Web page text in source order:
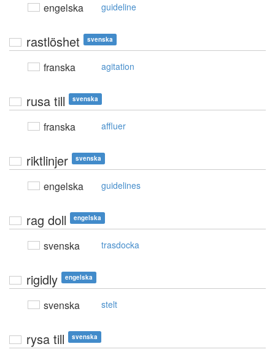
engelska guideline
rastlöshet svenska
franska agitation
rusa till svenska
franska affluer
riktlinjer svenska
engelska guidelines
rag doll engelska
svenska trasdocka
rigidly engelska
svenska stelt
rysa till svenska